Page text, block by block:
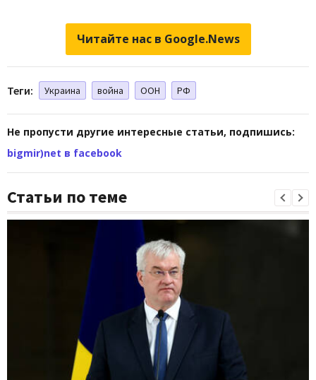
Читайте нас в Google.News
Теги: Украина война ООН РФ
Не пропусти другие интересные статьи, подпишись:
bigmir)net в facebook
Статьи по теме